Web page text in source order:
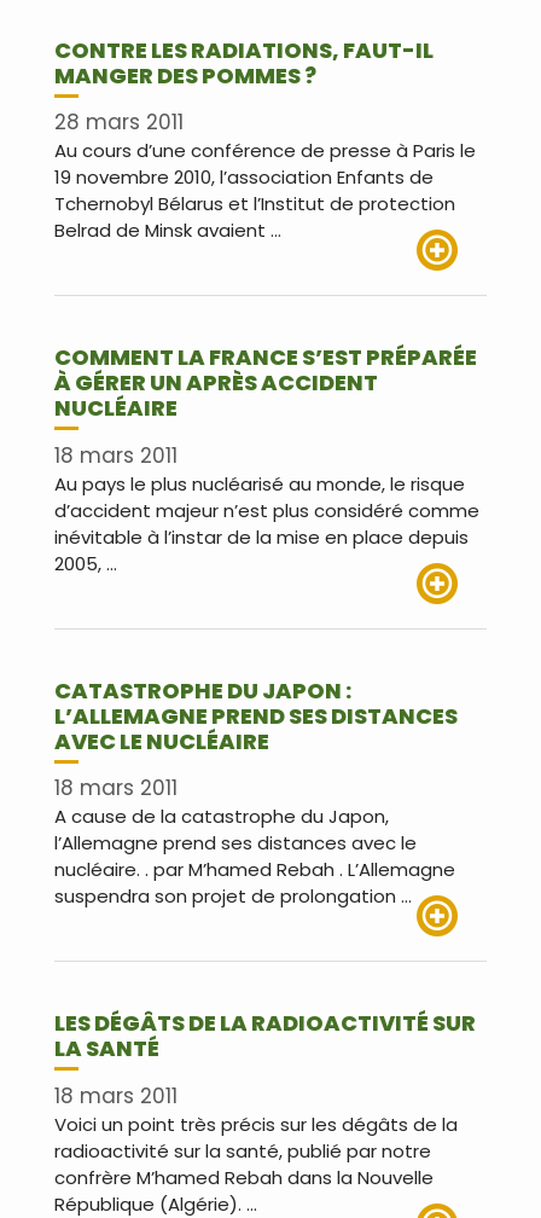
CONTRE LES RADIATIONS, FAUT-IL
MANGER DES POMMES ?
28 mars 2011
Au cours d’une conférence de presse à Paris le
19 novembre 2010, l’association Enfants de
Tchernobyl Bélarus et l’Institut de protection
Belrad de Minsk avaient …
COMMENT LA FRANCE S’EST PRÉPARÉE
À GÉRER UN APRÈS ACCIDENT
NUCLÉAIRE
18 mars 2011
Au pays le plus nucléarisé au monde, le risque
d’accident majeur n’est plus considéré comme
inévitable à l’instar de la mise en place depuis
2005, …
CATASTROPHE DU JAPON :
L’ALLEMAGNE PREND SES DISTANCES
AVEC LE NUCLÉAIRE
18 mars 2011
A cause de la catastrophe du Japon,
l’Allemagne prend ses distances avec le
nucléaire. . par M’hamed Rebah . L’Allemagne
suspendra son projet de prolongation …
LES DÉGÂTS DE LA RADIOACTIVITÉ SUR
LA SANTÉ
18 mars 2011
Voici un point très précis sur les dégâts de la
radioactivité sur la santé, publié par notre
confrère M’hamed Rebah dans la Nouvelle
République (Algérie). …